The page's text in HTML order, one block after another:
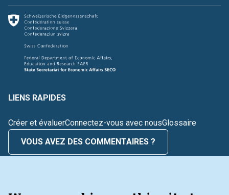
LIENS RAPIDES
Créer et évaluerConnectez-vous avec nousGlossaire
VOUS AVEZ DES COMMENTAIRES ?